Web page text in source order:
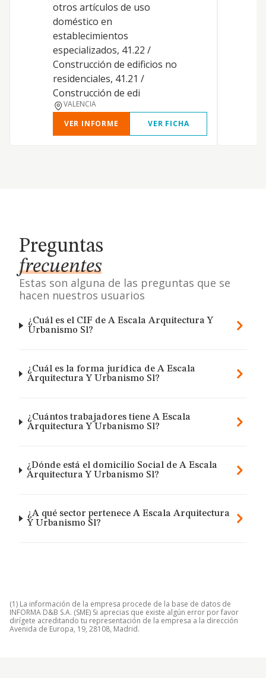
otros artículos de uso
doméstico en
establecimientos
especializados, 41.22 /
Construcción de edificios no
residenciales, 41.21 /
Construcción de edi
VALENCIA
VER INFORME
VER FICHA
Preguntas
frecuentes
Estas son alguna de las preguntas que se
hacen nuestros usuarios
¿Cuál es el CIF de A Escala Arquitectura Y
Urbanismo Sl?
¿Cuál es la forma jurídica de A Escala
Arquitectura Y Urbanismo Sl?
¿Cuántos trabajadores tiene A Escala
Arquitectura Y Urbanismo Sl?
¿Dónde está el domicilio Social de A Escala
Arquitectura Y Urbanismo Sl?
¿A qué sector pertenece A Escala Arquitectura
Y Urbanismo Sl?
(1) La información de la empresa procede de la base de datos de
INFORMA D&B S.A. (SME) Si aprecias que existe algún error por favor
dirígete acreditando tu representación de la empresa a la dirección
Avenida de Europa, 19, 28108, Madrid.